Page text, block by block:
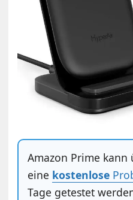
Amazon Prime kann
eine kostenlose
Tage getestet